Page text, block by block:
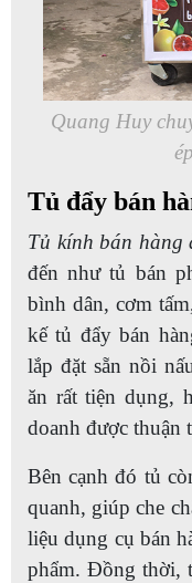
Quang Huy
Tủ đẩy bán
Tủ kính bán hàng
đến như tủ bán
bình dân, cơm
kế tủ đẩy bán
lắp đặt sẵn nồi
ăn rất tiện dụng,
doanh được thuận
Bên cạnh đó tủ
quanh, giúp che
liệu dụng cụ bán
phẩm. Đồng thời,